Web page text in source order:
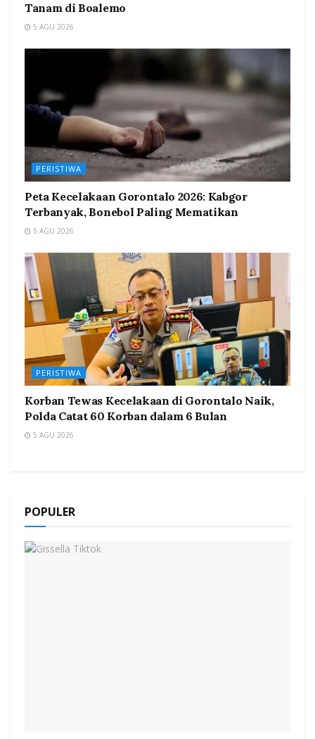
Tanam di Boalemo
5 AGU 2026
PERISTIWA
Peta Kecelakaan Gorontalo 2026: Kabgor
Terbanyak, Bonebol Paling Mematikan
5 AGU 2026
PERISTIWA
Korban Tewas Kecelakaan di Gorontalo Naik,
Polda Catat 60 Korban dalam 6 Bulan
5 AGU 2026
POPULER